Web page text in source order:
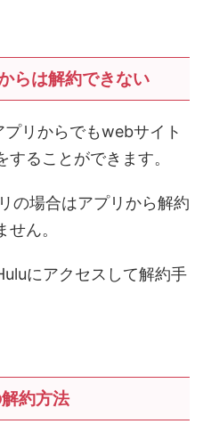
らは解約できない
リからでもwebサイト
ることができます。
の場合はアプリから解約
ん。
にアクセスして解約手
約方法